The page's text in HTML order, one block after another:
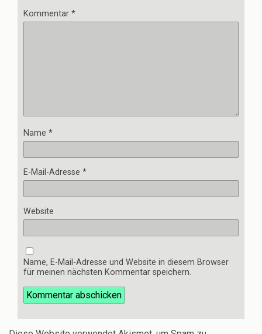
Kommentar *
Name *
E-Mail-Adresse *
Website
Name, E-Mail-Adresse und Website in diesem Browser
für meinen nächsten Kommentar speichern.